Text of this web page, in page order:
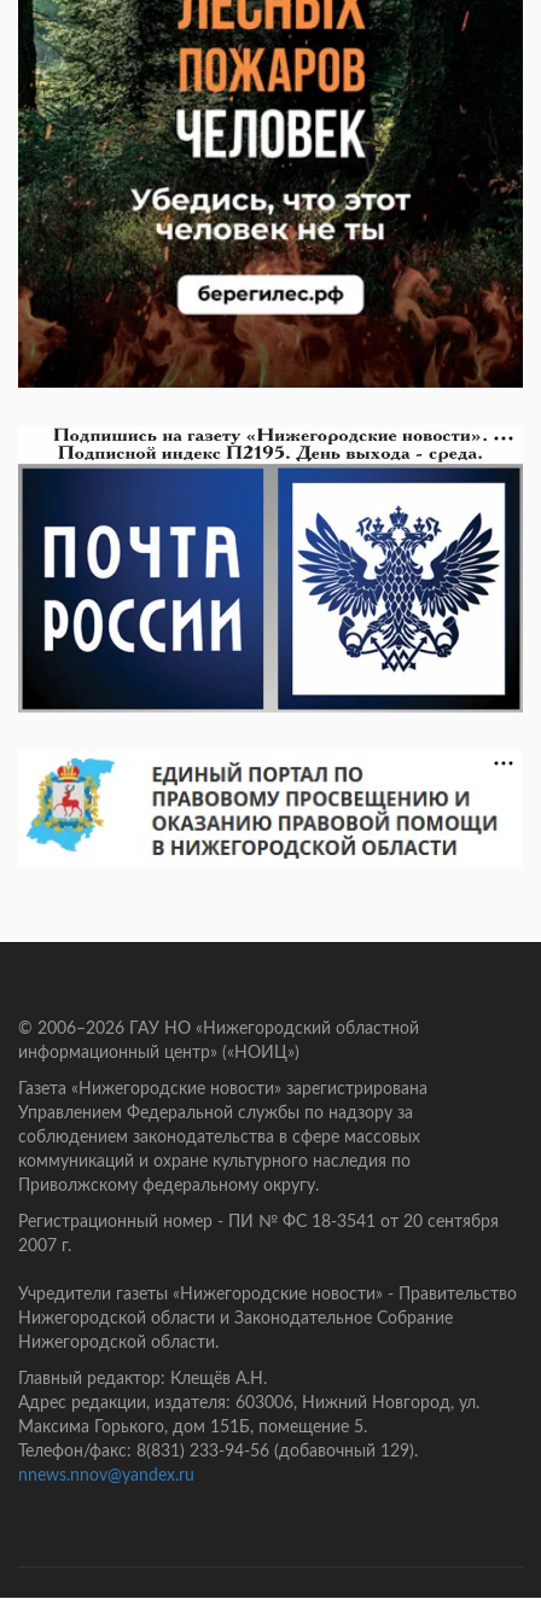
© 2006–2026 ГАУ НО «Нижегородский областной
информационный центр» («НОИЦ»)
Газета «Нижегородские новости» зарегистрирована
Управлением Федеральной службы по надзору за
соблюдением законодательства в сфере массовых
коммуникаций и охране культурного наследия по
Приволжскому федеральному округу.
Регистрационный номер - ПИ № ФС 18-3541 от 20 сентября
2007 г.
Учредители газеты «Нижегородские новости» - Правительство
Нижегородской области и Законодательное Собрание
Нижегородской области.
Главный редактор: Клещёв А.Н.
Адрес редакции, издателя: 603006, Нижний Новгород, ул.
Максима Горького, дом 151Б, помещение 5.
Телефон/факс: 8(831) 233-94-56 (добавочный 129).
nnews.nnov@yandex.ru